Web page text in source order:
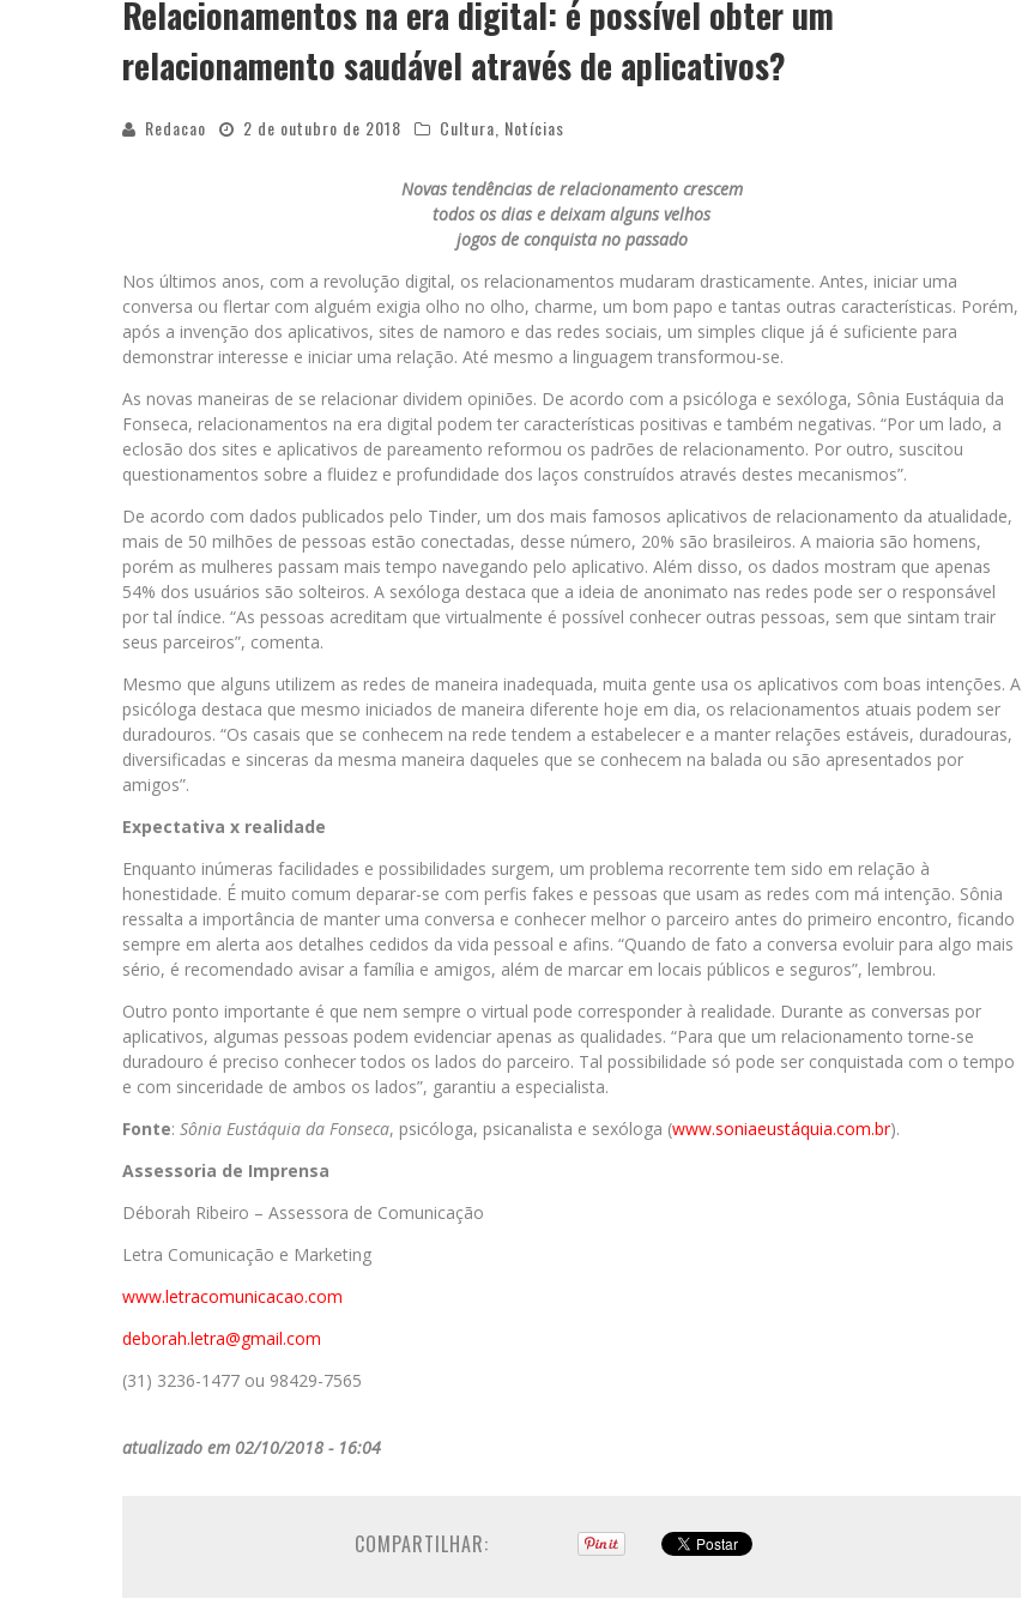
Relacionamentos na era digital: é possível obter um
relacionamento saudável através de aplicativos?
Redacao 2 de outubro de 2018 Cultura Notícias
Novas tendências de relacionamento crescem
todos os dias e deixam alguns velhos
jogos de conquista no passado
Nos últimos anos, com a revolução digital, os relacionamentos mudaram drasticamente. Antes, iniciar uma
conversa ou flertar com alguém exigia olho no olho, charme, um bom papo e tantas outras características. Porém,
após a invenção dos aplicativos, sites de namoro e das redes sociais, um simples clique já é suficiente para
demonstrar interesse e iniciar uma relação. Até mesmo a linguagem transformou-se.
As novas maneiras de se relacionar dividem opiniões. De acordo com a psicóloga e sexóloga, Sônia Eustáquia da
Fonseca, relacionamentos na era digital podem ter características positivas e também negativas. “Por um lado, a
eclosão dos sites e aplicativos de pareamento reformou os padrões de relacionamento. Por outro, suscitou
questionamentos sobre a fluidez e profundidade dos laços construídos através destes mecanismos”.
De acordo com dados publicados pelo Tinder, um dos mais famosos aplicativos de relacionamento da atualidade,
mais de 50 milhões de pessoas estão conectadas, desse número, 20% são brasileiros. A maioria são homens,
porém as mulheres passam mais tempo navegando pelo aplicativo. Além disso, os dados mostram que apenas
54% dos usuários são solteiros. A sexóloga destaca que a ideia de anonimato nas redes pode ser o responsável
por tal índice. “As pessoas acreditam que virtualmente é possível conhecer outras pessoas, sem que sintam trair
seus parceiros”, comenta.
Mesmo que alguns utilizem as redes de maneira inadequada, muita gente usa os aplicativos com boas intenções. A
psicóloga destaca que mesmo iniciados de maneira diferente hoje em dia, os relacionamentos atuais podem ser
duradouros. “Os casais que se conhecem na rede tendem a estabelecer e a manter relações estáveis, duradouras,
diversificadas e sinceras da mesma maneira daqueles que se conhecem na balada ou são apresentados por
amigos”.
Expectativa x realidade
Enquanto inúmeras facilidades e possibilidades surgem, um problema recorrente tem sido em relação à
honestidade. É muito comum deparar-se com perfis fakes e pessoas que usam as redes com má intenção. Sônia
ressalta a importância de manter uma conversa e conhecer melhor o parceiro antes do primeiro encontro, ficando
sempre em alerta aos detalhes cedidos da vida pessoal e afins. “Quando de fato a conversa evoluir para algo mais
sério, é recomendado avisar a família e amigos, além de marcar em locais públicos e seguros”, lembrou.
Outro ponto importante é que nem sempre o virtual pode corresponder à realidade. Durante as conversas por
aplicativos, algumas pessoas podem evidenciar apenas as qualidades. “Para que um relacionamento torne-se
duradouro é preciso conhecer todos os lados do parceiro. Tal possibilidade só pode ser conquistada com o tempo
e com sinceridade de ambos os lados”, garantiu a especialista.
Fonte: Sônia Eustáquia da Fonseca, psicóloga, psicanalista e sexóloga (www.soniaeustáquia.com.br).
Assessoria de Imprensa
Déborah Ribeiro – Assessora de Comunicação
Letra Comunicação e Marketing
www.letracomunicacao.com
deborah.letra@gmail.com
(31) 3236-1477 ou 98429-7565
atualizado em 02/10/2018 - 16:04
COMPARTILHAR: